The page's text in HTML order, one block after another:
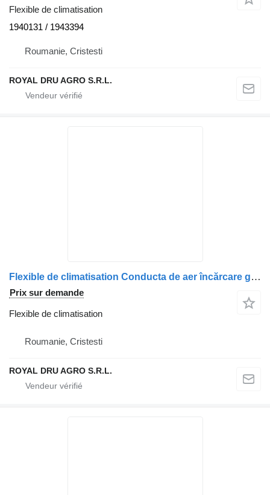
Flexible de climatisation
1940131 / 1943394
Roumanie, Cristesti
ROYAL DRU AGRO S.R.L.
Flexible de climatisation Conducta de aer încărcare galerie admisie pour camion DAF 1694926 12 Bosch 438956 078
Prix sur demande
Flexible de climatisation
Roumanie, Cristesti
ROYAL DRU AGRO S.R.L.